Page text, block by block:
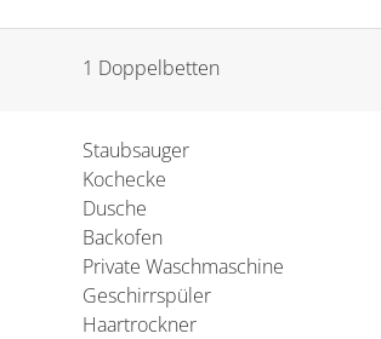
1 Doppelbetten
Staubsauger
Kochecke
Dusche
Backofen
Private Waschmaschine
Geschirrspüler
Haartrockner